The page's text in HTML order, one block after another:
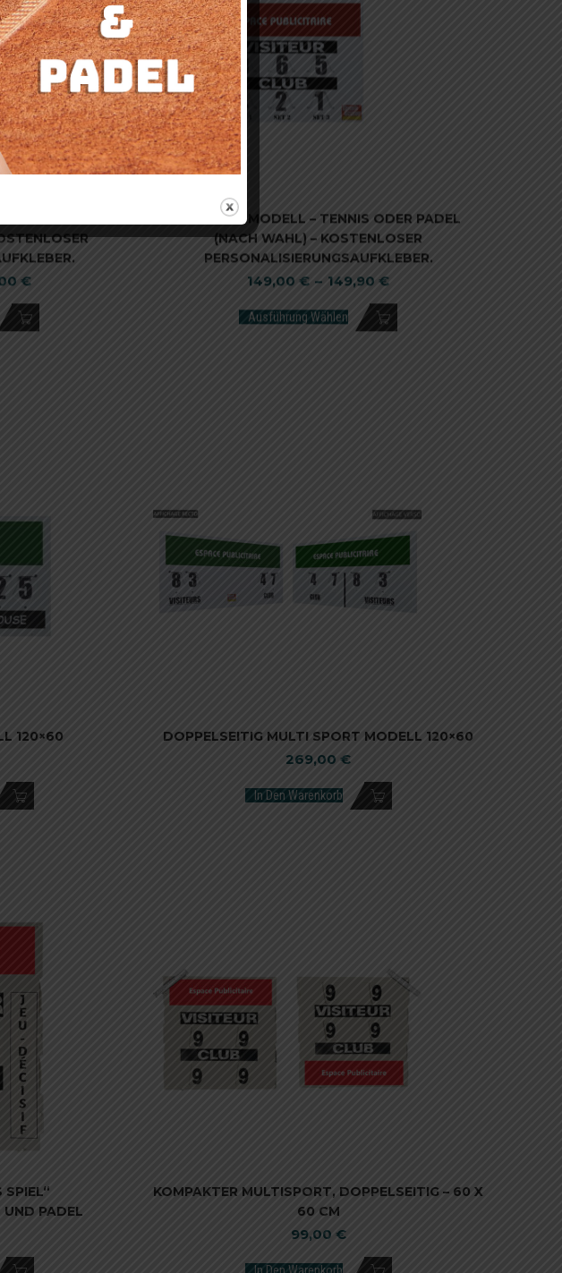
€
KOMPAKT MODELL – TENNIS ODER PADEL
(NACH WAHL) – KOSTENLOSER
PERSONALISIERUNGSAUFKLEBER.
149,00€ – 149,90€
Ausführung Wählen
120×60 DOPPELSEITIG MULTI SPORT MODELL 120×60
269,00€
In Den Warenkorb
SPIEL“
PADEL
KOMPAKTER MULTISPORT, DOPPELSEITIG – 60 X
60 CM
99,00 €